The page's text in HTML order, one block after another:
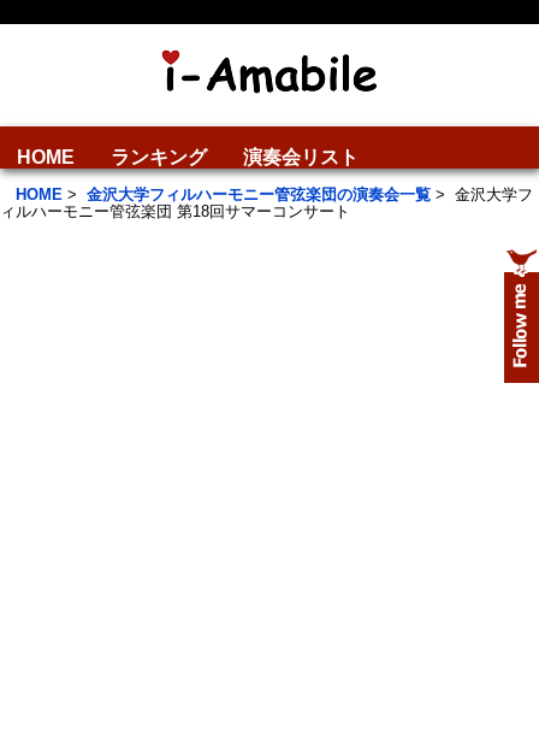
HOME ランキング 演奏会リスト
HOME > 金沢大学フィルハーモニー管弦楽団の演奏会一覧 > 金沢大学フ
ィルハーモニー管弦楽団 第18回サマーコンサート